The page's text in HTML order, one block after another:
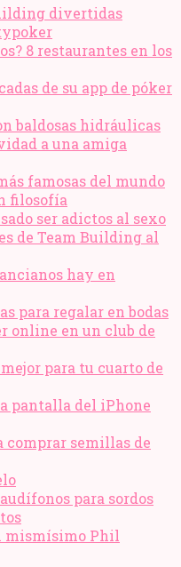
divertidas
8 restaurantes en los
de su app de póker
baldosas hidráulicas
a una amiga
famosas del mundo
filosofía
ser adictos al sexo
de Team Building al
hay en
para regalar en bodas
online en un club de
mejor para tu cuarto de
pantalla del iPhone
comprar semillas de
para sordos
mismísimo Phil